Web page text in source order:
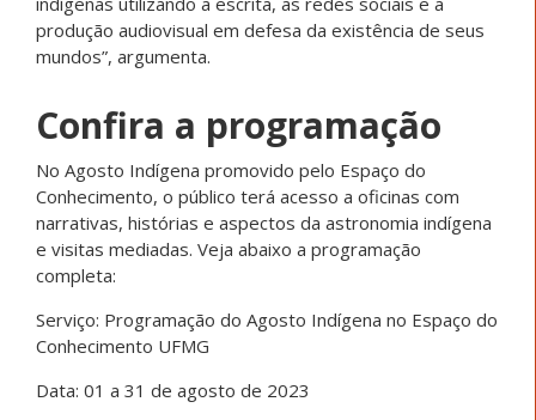
produção audiovisual em defesa da existência de seus
mundos”, argumenta.
Confira a programação
No Agosto Indígena promovido pelo Espaço do
Conhecimento, o público terá acesso a oficinas com
narrativas, histórias e aspectos da astronomia indígena
e visitas mediadas. Veja abaixo a programação
completa:
Serviço: Programação do Agosto Indígena no Espaço do
Conhecimento UFMG
Data: 01 a 31 de agosto de 2023